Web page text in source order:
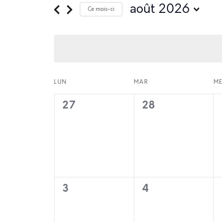
Ce mois-ci août 2026
de
LUN MAR
0
27
0
28
0
3
0
4